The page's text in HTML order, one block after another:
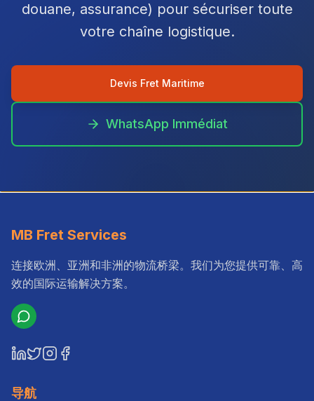
douane, assurance) pour sécuriser toute
votre chaîne logistique.
Devis Fret Maritime
WhatsApp Immédiat
MB Fret Services
连接欧洲、亚洲和非洲的物流桥梁。我们为您提供可靠、高
效的国际运输解决方案。
导航